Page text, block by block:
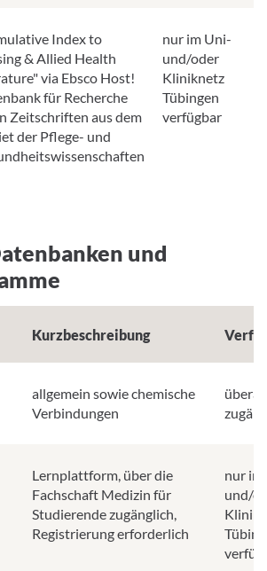
Index to
& Allied Health
via Ebsco Host!
für Recherche
Zeitschriften aus dem
der Pflege- und
nur im Uni-
und/oder
Kliniknetz
Tübingen
verfügbar
und
Kurzbeschreibung
allgemein sowie chemische
Verbindungen
überall
Lernplattform, über die
Fachschaft Medizin für
Studierende zugänglich,
Registrierung erforderlich
nur
und/